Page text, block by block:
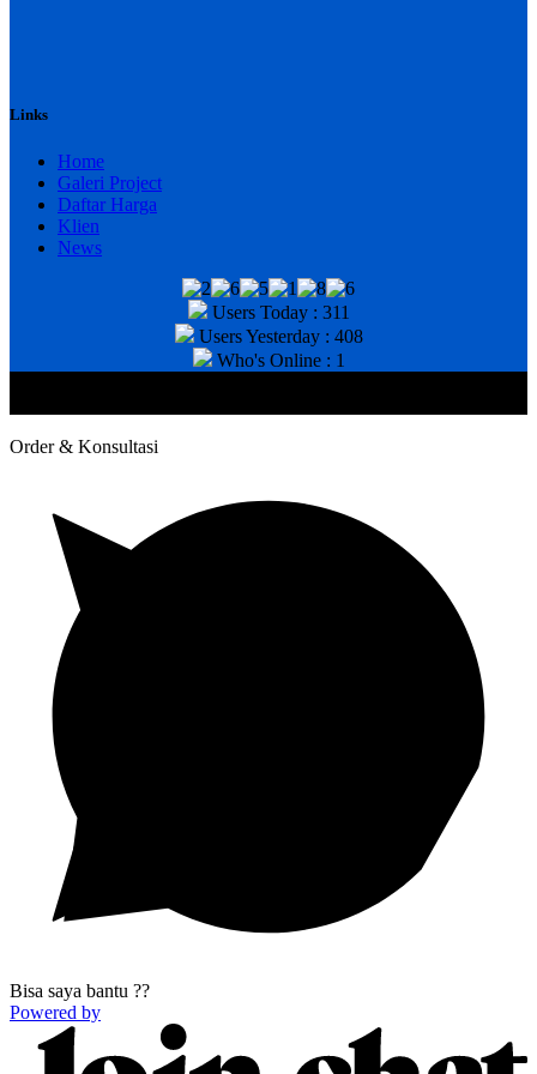
Links
Home
Galeri Project
Daftar Harga
Klien
News
Users Today : 311
Users Yesterday : 408
Who's Online : 1
Order & Konsultasi
Bisa saya bantu ??
Powered by